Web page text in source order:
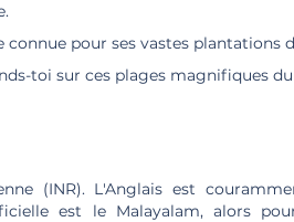
pour ses vastes plantations
toi sur ces plages magnifiques du
(INR). L'Anglais est
est le Malayalam, alors